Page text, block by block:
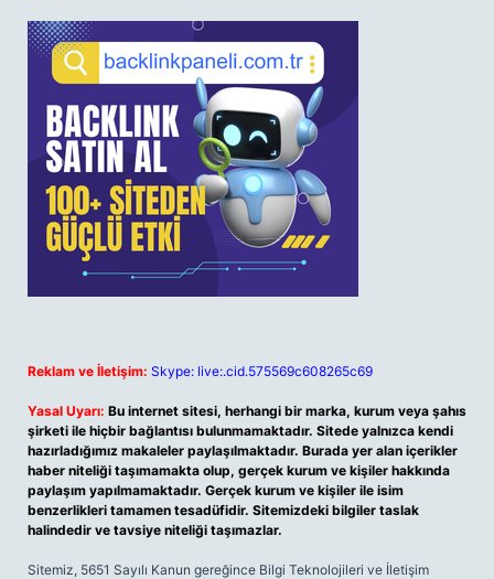
Reklam ve İletişim: Skype: live:.cid.575569c608265c69
Yasal Uyarı: Bu internet sitesi, herhangi bir marka, kurum veya şahıs
şirketi ile hiçbir bağlantısı bulunmamaktadır. Sitede yalnızca kendi
hazırladığımız makaleler paylaşılmaktadır. Burada yer alan içerikler
haber niteliği taşımamakta olup, gerçek kurum ve kişiler hakkında
paylaşım yapılmamaktadır. Gerçek kurum ve kişiler ile isim
benzerlikleri tamamen tesadüfidir. Sitemizdeki bilgiler taslak
halindedir ve tavsiye niteliği taşımazlar.
Sitemiz, 5651 Sayılı Kanun gereğince Bilgi Teknolojileri ve İletişim